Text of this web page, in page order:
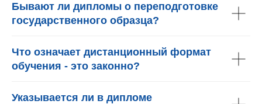
Бывают ли дипломы о переподготовке
государственного образца?
Что означает дистанционный формат
обучения - это законно?
Указывается ли в дипломе